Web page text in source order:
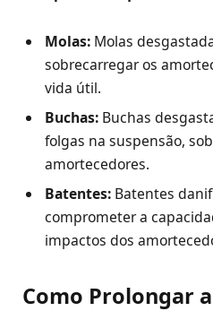
Molas: Molas
sobrecarregar os
vida útil.
Buchas: Buchas
folgas na suspensão,
amortecedores.
Batentes: Batentes
comprometer a
impactos dos
Como Prolongar